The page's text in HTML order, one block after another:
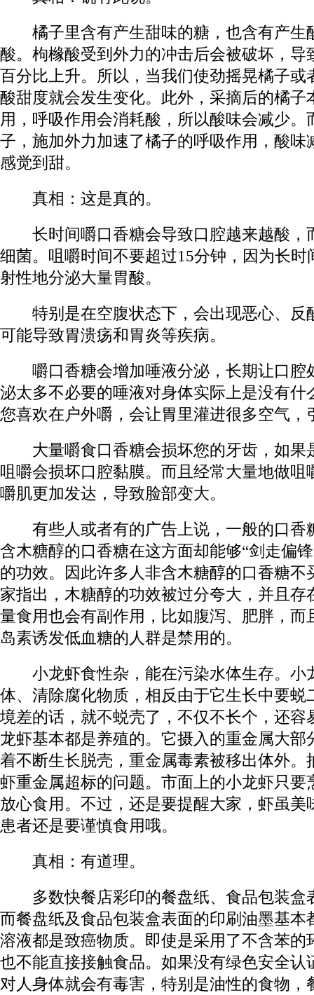
橘子里含有产生甜味的糖，也含有产生
酸。枸橼酸受到外力的冲击后会被破坏，导
百分比上升。所以，当我们使劲摇晃橘子或
酸甜度就会发生变化。此外，采摘后的橘子
用，呼吸作用会消耗酸，所以酸味会减少。
子，施加外力加速了橘子的呼吸作用，酸味
感觉到甜。
真相：这是真的。
长时间嚼口香糖会导致口腔越来越酸，
细菌。咀嚼时间不要超过15分钟，因为长时
射性地分泌大量胃酸。
特别是在空腹状态下，会出现恶心、反
可能导致胃溃疡和胃炎等疾病。
嚼口香糖会增加唾液分泌，长期让口腔
泌太多不必要的唾液对身体实际上是没有什
您喜欢在户外嚼，会让胃里灌进很多空气，
大量嚼食口香糖会损坏您的牙齿，如果
咀嚼会损坏口腔黏膜。而且经常大量地做咀
嚼肌更加发达，导致脸部变大。
有些人或者有的广告上说，一般的口香
含木糖醇的口香糖在这方面却能够“剑走偏
的功效。因此许多人非含木糖醇的口香糖不
家指出，木糖醇的功效被过分夸大，并且存
量食用也会有副作用，比如腹泻、肥胖，而
岛素诱发低血糖的人群是禁用的。
小龙虾食性杂，能在污染水体生存。小
体、清除腐化物质，相反由于它生长中要蜕
境差的话，就不蜕壳了，不仅不长个，还容
龙虾基本都是养殖的。它摄入的重金属大部
着不断生长脱壳，重金属毒素被移出体外。
虾重金属超标的问题。市面上的小龙虾只要
放心食用。不过，还是要提醒大家，虾虽美
患者还是要谨慎食用哦。
真相：有道理。
多数快餐店彩印的餐盘纸、食品包装盒
而餐盘纸及食品包装盒表面的印刷油墨基本
溶液都是致癌物质。即使是采用了不含苯的
也不能直接接触食品。如果没有绿色安全认
对人身体就会有毒害，特别是油性的食物，